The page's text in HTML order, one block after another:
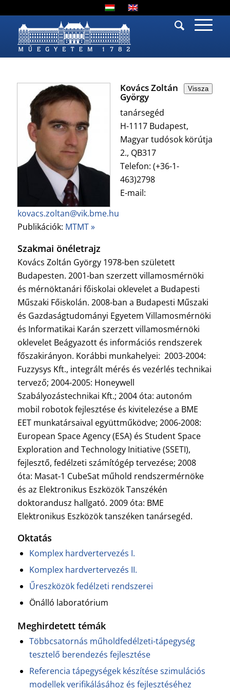
Vissza
Kovács Zoltán
György
tanársegéd
H-1117 Budapest,
Magyar tudósok körútja
2., QB317
Telefon: (+36-1-
463)2798
E-mail:
kovacs.zoltan@vik.bme.hu
Publikációk: MTMT »
Szakmai önéletrajz
Kovács Zoltán György 1978-ben született
Budapesten. 2001-ban szerzett villamosmérnöki
és mérnöktanári főiskolai oklevelet a Budapesti
Műszaki Főiskolán. 2008-ban a Budapesti Műszaki
és Gazdaságtudományi Egyetem Villamosmérnöki
és Informatikai Karán szerzett villamosmérnöki
oklevelet Beágyazott és információs rendszerek
főszakirányon. Korábbi munkahelyei: 2003-2004:
Fuzzysys Kft., integrált mérés és vezérlés technikai
tervező; 2004-2005: Honeywell
Szabályozástechnikai Kft.; 2004 óta: autonóm
mobil robotok fejlesztése és kivitelezése a BME
EET munkatársaival együttműködve; 2006-2008:
European Space Agency (ESA) és Student Space
Exploration and Technology Initiative (SSETI),
fejlesztő, fedélzeti számítógép tervezése; 2008
óta: Masat-1 CubeSat műhold rendszermérnöke
és az Elektronikus Eszközök Tanszékén
doktorandusz hallgató. 2009 óta: BME
Elektronikus Eszközök tanszéken tanársegéd.
Oktatás
Komplex hardvertervezés I.
Komplex hardvertervezés II.
Űreszközök fedélzeti rendszerei
Önálló laboratórium
Meghirdetett témák
Többcsatornás műholdfedélzeti-tápegység
tesztelő berendezés fejlesztése
Referencia tápegységek készítése szimulációs
modellek verifikálásához és fejlesztéséhez